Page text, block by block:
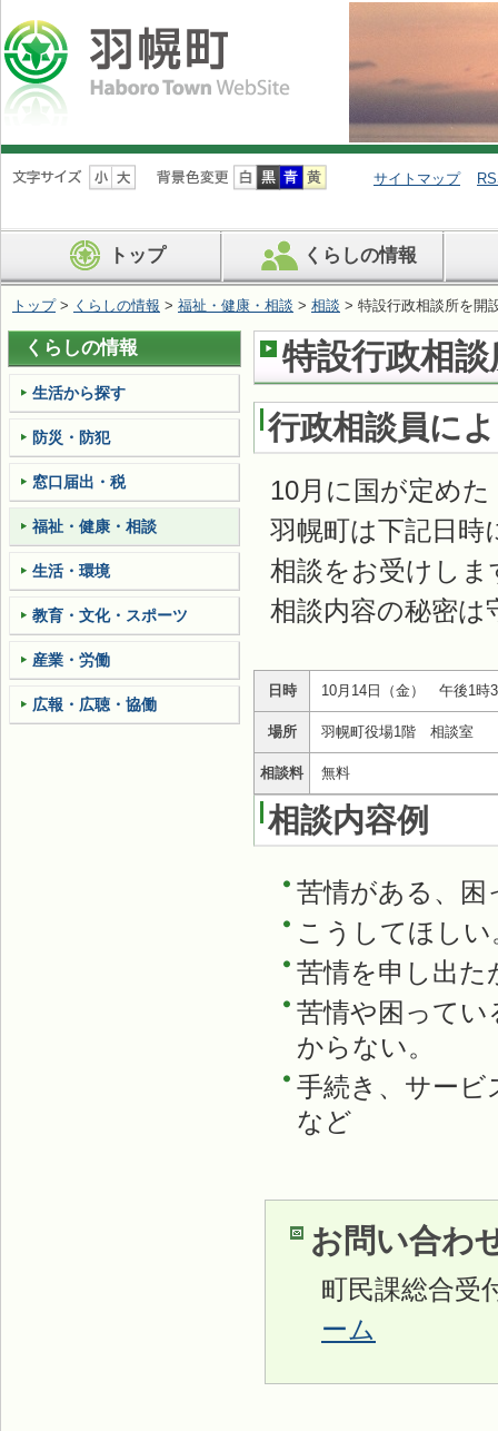
ナ
ビ
ン
を
ば
す
サイトマップ
トップ くらしの情報
トップ> くらしの情報 > 福祉・健康・相談 > 相談 > 特設行政相談所を開
特設行政相
行政相談員に
10月に国が定め
羽幌町は下記日時
相談をお受けしま
相談内容の秘密
日時 10月14日（金） 午後1時
場所 羽幌町役場1階 相談室
相談料 無料
相談内容例
苦情がある、
こうしてほしい
苦情を申し出た
苦情や困って
からない。
手続き、サー
など
お問い合わ
町民課総合受
ーム
くらしの情報
生活から探す
防災・防犯
窓口届出・税
福祉・健康・相談
生活・環境
教育・文化・スポーツ
産業・労働
広報・広聴・協働